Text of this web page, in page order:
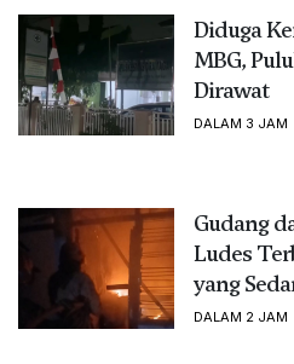
Diduga
MBG,
Dirawat
DALAM 3 JAM
Gudang
Ludes
yang
DALAM 2 JAM